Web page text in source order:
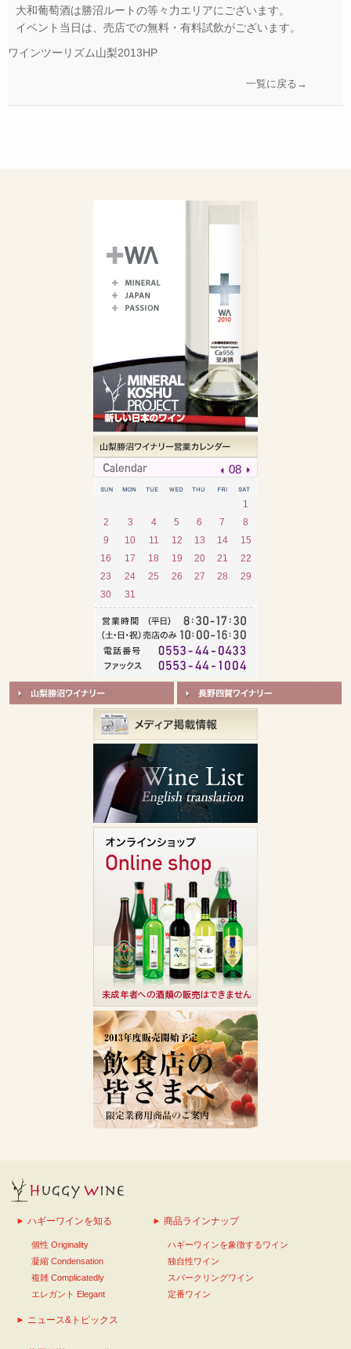
大和葡萄酒は勝沼ルートの等々力エリアにございます。
イベント当日は、売店での無料・有料試飲がございます。
ワインツーリズム山梨2013HP
一覧に戻る→
08
1
2
3 4 5 6 7
8
9
10 11 12 13 14
15
16
17 18 19 20 21
22
23
24 25 26 27 28
29
30
31
ハギーワインを知る
個性 Originality
凝縮 Condensation
複雑 Complicatedly
エレガント Elegant
商品ラインナップ
ハギーワインを象徴するワイン
独自性ワイン
スパークリングワイン
定番ワイン
ニュース&トピックス